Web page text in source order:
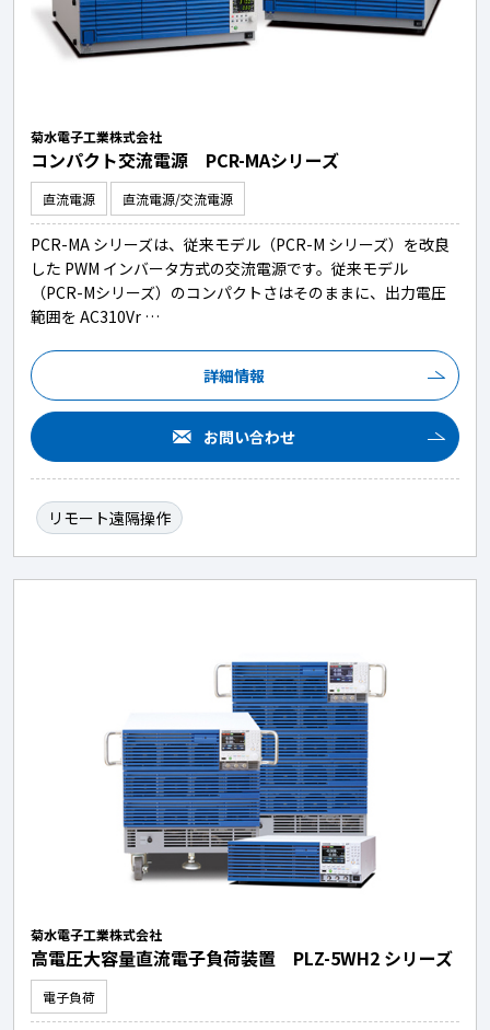
菊水電子工業株式会社
コンパクト交流電源 PCR-MAシリーズ
直流電源 直流電源/交流電源
PCR-MA シリーズは、従来モデル（PCR-M シリーズ）を改良
した PWM インバータ方式の交流電源です。従来モデル
（PCR-Mシリーズ）のコンパクトさはそのままに、出力電圧
範囲を AC310Vr …
詳細情報
お問い合わせ
リモート遠隔操作
菊水電子工業株式会社
高電圧大容量直流電子負荷装置 PLZ-5WH2 シリーズ
電子負荷